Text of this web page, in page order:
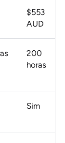
$553
AUD
200
horas
Sim